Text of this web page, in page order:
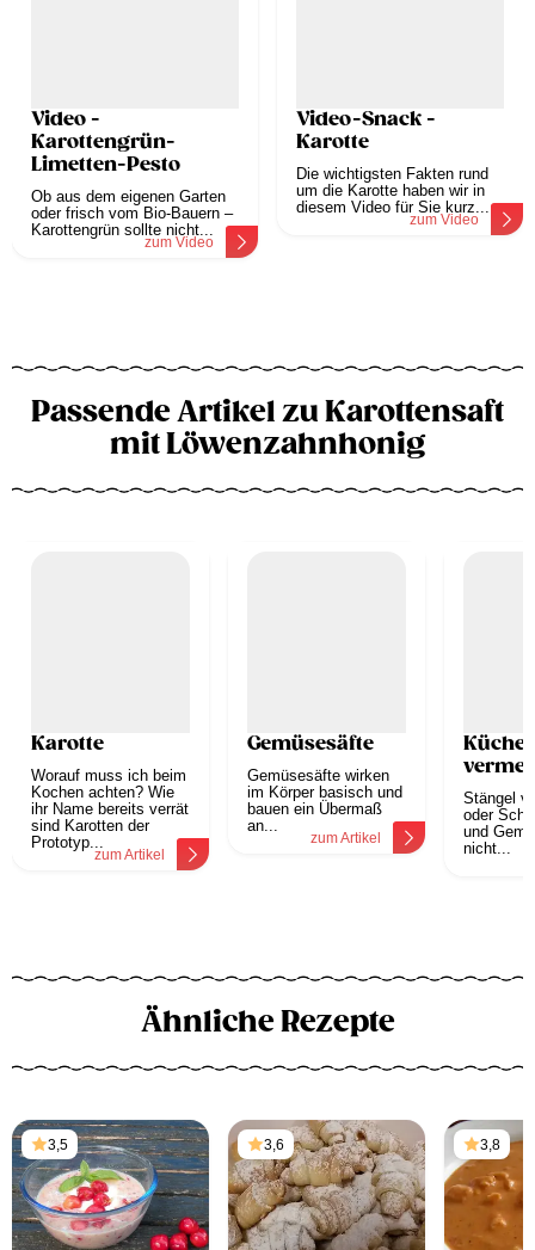
Video -
Karottengrün-
Limetten-Pesto
Ob aus dem eigenen Garten
oder frisch vom Bio-Bauern –
Karottengrün sollte nicht...
zum Video
Video-Snack -
Karotte
Die wichtigsten Fakten rund
um die Karotte haben wir in
diesem Video für Sie kurz...
zum Video
Passende Artikel zu Karottensaft
mit Löwenzahnhonig
Karotte
Worauf muss ich beim
Kochen achten? Wie
ihr Name bereits verrät
sind Karotten der
Prototyp...
zum Artikel
Gemüsesäfte
Gemüsesäfte wirken
im Körper basisch und
bauen ein Übermaß
an...
zum Artikel
Stängel
oder
und
nicht...
Ähnliche Rezepte
3,5 3,6 3,8